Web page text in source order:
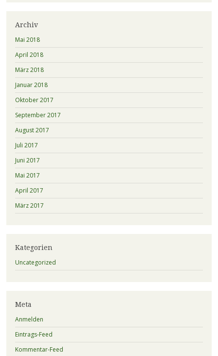
Archiv
Mai 2018
April 2018
März 2018
Januar 2018
Oktober 2017
September 2017
August 2017
Juli 2017
Juni 2017
Mai 2017
April 2017
März 2017
Kategorien
Uncategorized
Meta
Anmelden
Eintrags-Feed
Kommentar-Feed